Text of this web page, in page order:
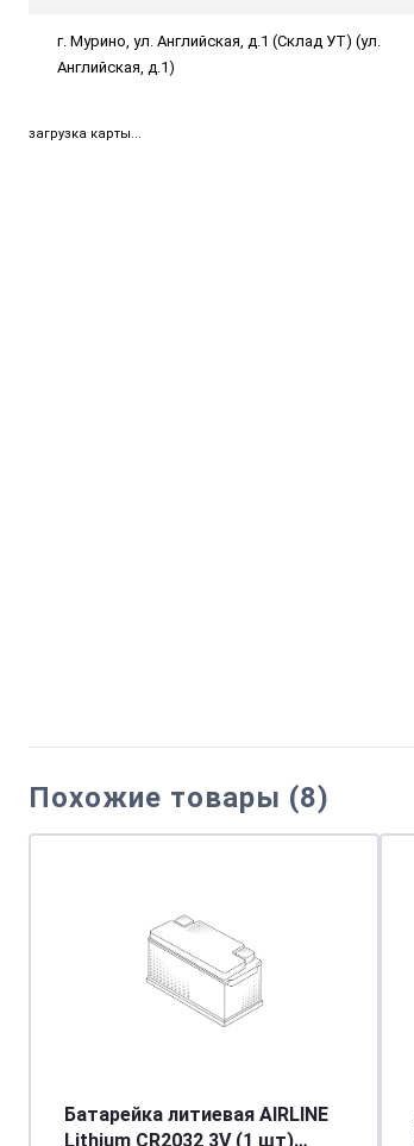
г. Мурино, ул. Английская, д.1 (Склад УТ) (ул.
Английская, д.1)
загрузка карты...
Похожие товары (8)
Батарейка литиевая AIRLINE
Lithium CR2032 3V (1 шт)